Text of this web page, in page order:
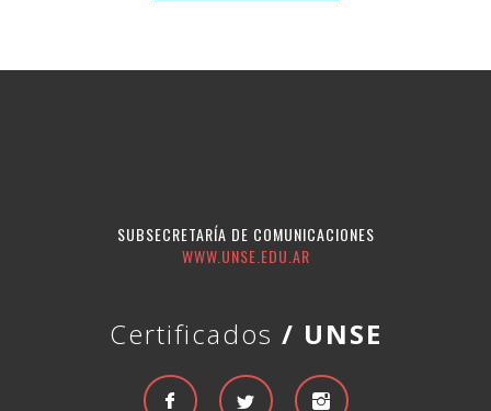
SUBSECRETARÍA DE COMUNICACIONES
WWW.UNSE.EDU.AR
Certificados / UNSE